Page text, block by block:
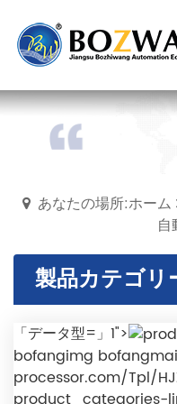
あなたの場所:ホーム
製品カテゴリ
「データ型=」1">
bofangimg
processor.com/Tpl/